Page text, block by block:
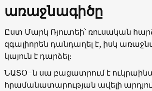
առաջնագիծը
Ըստ Մարկ Ռյուտեի՝ ռուսական
զգալիորեն դանդաղել է, իսկ
կայուն է դարձել։
ՆԱՏՕ-ն սա բացատրում է
հրամանատարության ավելի